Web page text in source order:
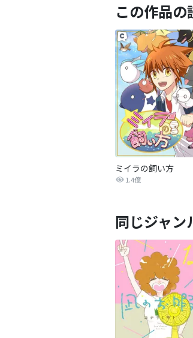
この作品
ミイラの飼い方
1.4億
同じジャン